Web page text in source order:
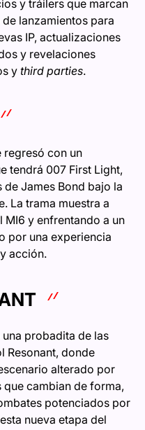
y tráilers que marcan
lanzamientos para
IP, actualizaciones
y revelaciones
y third parties.
regresó con un
tendrá 007 First Light,
James Bond bajo la
La trama muestra a
MI6 y enfrentando a un
por una experiencia
acción.
probadita de las
Resonant, donde
alterado por
cambian de forma,
potenciados por
nueva etapa del